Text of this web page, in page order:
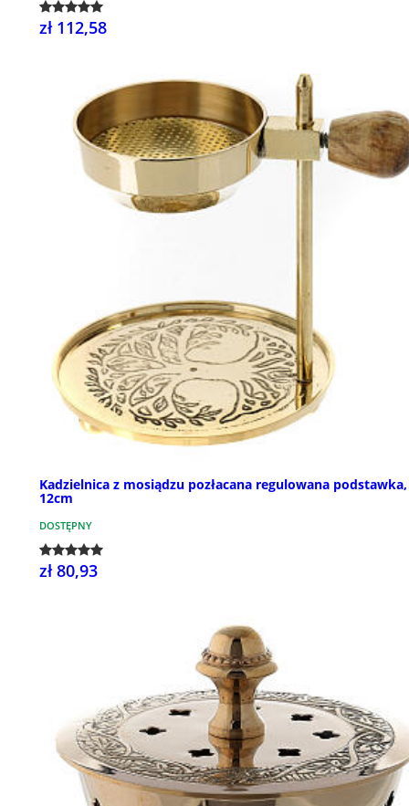
zł 112,58
Kadzielnica z mosiądzu pozłacana regulowana podstawka,
12cm
DOSTĘPNY
zł 80,93